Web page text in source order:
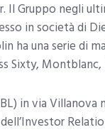
Il Gruppo negli
in società di
ha una serie di
Sixty,
in via